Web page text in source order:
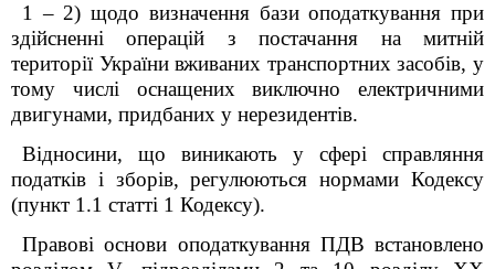
1 – 2) щодо визначення бази оподаткування при
здійсненні операцій з постачання на митній
території України вживаних транспортних засобів, у
тому числі оснащених виключно електричними
двигунами, придбаних у нерезидентів.
Відносини, що виникають у сфері справляння
податків і зборів, регулюються нормами Кодексу
(пункт 1.1 статті 1 Кодексу).
Правові основи оподаткування ПДВ встановлено